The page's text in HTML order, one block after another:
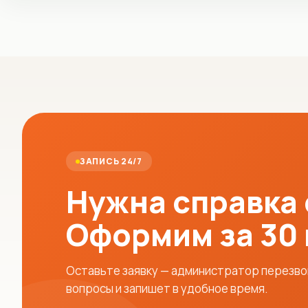
ЗАПИСЬ 24/7
Нужна справка
Оформим за 30
Оставьте заявку — администратор
вопросы и запишет в удобное время.